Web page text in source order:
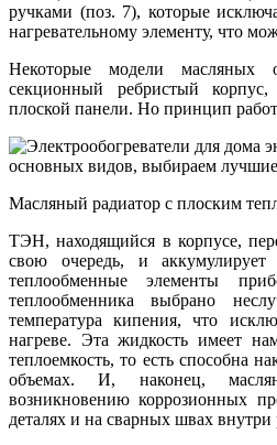
ручками (поз. 7), которые
нагревательному элементу, что
Некоторые модели масляных
секционный ребристый
плоской панели. Но принцип
Масляный радиатор с плоским
ТЭН, находящийся в корпусе,
свою очередь, и
теплообменные элементы
теплообменника выбрано
температура кипения, что
нагреве. Эта жидкость имеет
теплоемкость, то есть способна
объемах. И, наконец,
возникновению коррозионных
деталях и на сварных швах внутри